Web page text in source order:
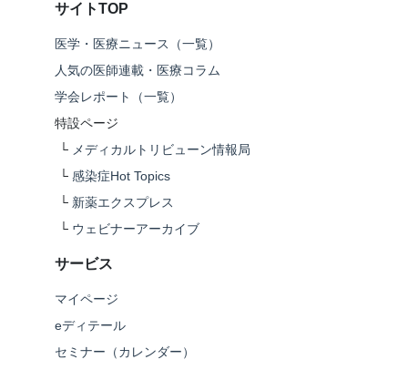
サイトTOP
医学・医療ニュース（一覧）
人気の医師連載・医療コラム
学会レポート（一覧）
特設ページ
└ メディカルトリビューン情報局
└ 感染症Hot Topics
└ 新薬エクスプレス
└ ウェビナーアーカイブ
サービス
マイページ
eディテール
セミナー（カレンダー）